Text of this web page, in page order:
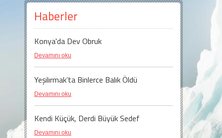
Haberler
Konya'da Dev Obruk
Devamını oku
Yeşilırmak’ta Binlerce Balık Öldü
Devamını oku
Kendi Küçük, Derdi Büyük Sedef
Devamını oku